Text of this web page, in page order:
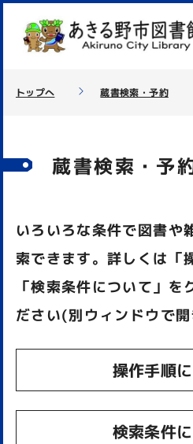
トップへ 蔵書検索・予約
蔵書検索・予
いろいろな条件で図書や
索できます。詳しくは「
「検索条件について」を
ださい(別ウィンドウで
操作手順
検索条件